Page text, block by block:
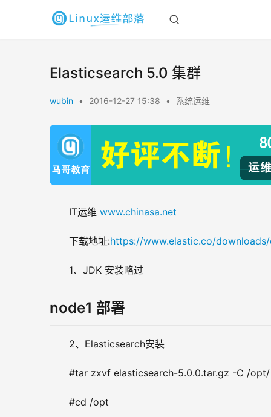
Elasticsearch 5.0 集群
wubin • 2016-12-27 15:38 • 系统运维
IT运维 www.chinasa.net
下载地址:https://www.elastic.co/
1、JDK 安装略过
node1 部署
2、Elasticsearch安装
#tar zxvf elasticsearch-5.0.0.tar.gz -C /opt/
#cd /opt